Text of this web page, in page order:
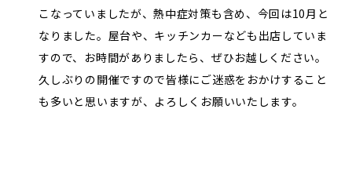
こなっていましたが、熱中症対策も含め、今回は10月と
なりました。屋台や、キッチンカーなども出店していま
すので、お時間がありましたら、ぜひお越しください。
久しぶりの開催ですので皆様にご迷惑をおかけすること
も多いと思いますが、よろしくお願いいたします。